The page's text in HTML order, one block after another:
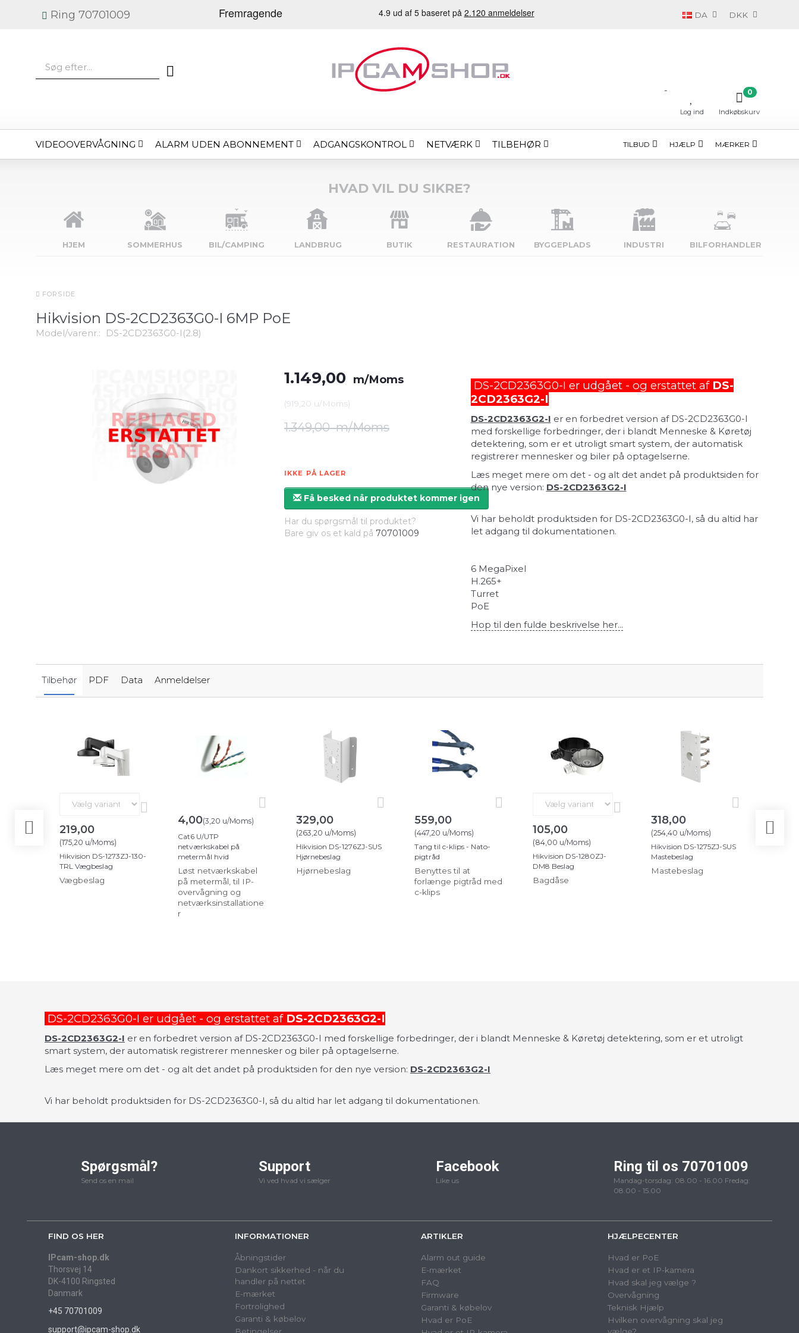
DA DKK
Ring 70701009
-
Log ind Indkøbskurv
0
VIDEOOVERVÅGNING ALARM UDEN ABONNEMENT ADGANGSKONTROL NETVÆRK TILBEHØR TILBUD HJÆLP MÆRKER
HVAD VIL DU SIKRE?
HJEM SOMMERHUS BIL/CAMPING LANDBRUG BUTIK RESTAURATION BYGGE­PLADS INDUSTRI BILFORHANDLER
FORSIDE
Hikvision DS-2CD2363G0-I 6MP PoE
Model/varenr.: DS-2CD2363G0-I(2.8)
1.149,00 m/Moms
(919,20 u/Moms)
1.349,00m/Moms
IKKE PÅ LAGER
Få besked når produktet kommer igen
Har du spørgsmål til produktet?
Bare giv os et kald på 70701009
DS-2CD2363G0-I er udgået - og erstattet af DS-
2CD2363G2-I
DS-2CD2363G2-I er en forbedret version af DS-2CD2363G0-I
med forskellige forbedringer, der i blandt Menneske & Køretøj
detektering, som er et utroligt smart system, der automatisk
registrerer mennesker og biler på optagelserne.
Læs meget mere om det - og alt det andet på produktsiden for
den nye version: DS-2CD2363G2-I
Vi har beholdt produktsiden for DS-2CD2363G0-I, så du altid har
let adgang til dokumentationen.
6 MegaPixel
H.265+
Turret
PoE
Hop til den fulde beskrivelse her...
Tilbehør PDF Data Anmeldelser
219,00
(175,20 u/Moms)
Hikvision DS-1273ZJ-130-
TRL Vægbeslag
Vægbeslag
4,00(3,20 u/Moms)
Cat6 U/UTP
netværkskabel på
metermål hvid
Løst netværkskabel
på metermål, til IP-
overvågning og
netværksinstallatione
r
329,00
(263,20 u/Moms)
Hikvision DS-1276ZJ-SUS
Hjørnebeslag
Hjørnebeslag
559,00
(447,20 u/Moms)
Tang til c-klips - Nato-
pigtråd
Benyttes til at
forlænge pigtråd med
c-klips
105,00
(84,00 u/Moms)
Hikvision DS-1280ZJ-
DM8 Beslag
Bagdåse
318,00
(254,40 u/Moms)
Hikvision DS-1275ZJ-SUS
Mastebeslag
Mastebeslag
(
DS-2CD2363G0-I er udgået - og erstattet af DS-2CD2363G2-I
DS-2CD2363G2-I er en forbedret version af DS-2CD2363G0-I med forskellige forbedringer, der i blandt Menneske & Køretøj detektering, som er et utroligt
smart system, der automatisk registrerer mennesker og biler på optagelserne.
Læs meget mere om det - og alt det andet på produktsiden for den nye version: DS-2CD2363G2-I
Vi har beholdt produktsiden for DS-2CD2363G0-I, så du altid har let adgang til dokumentationen.
Spørgsmål?
Send os en mail
Support
Vi ved hvad vi sælger
Facebook
Like us
Ring til os 70701009
Mandag-torsdag: 08.00 - 16.00 Fredag:
08.00 - 15.00
FIND OS HER
IPcam-shop.dk
Thorsvej 14
DK-4100 Ringsted
Danmark
+45 70701009
support@ipcam-shop.dk
INFORMATIONER
Åbningstider
Dankort sikkerhed - når du
handler på nettet
E-mærket
Fortrolighed
Garanti & købelov
ARTIKLER
Alarm out guide
E-mærket
FAQ
Firmware
Garanti & købelov
Hvad er PoE
HJÆLPECENTER
Hvad er PoE
Hvad er et IP-kamera
Hvad skal jeg vælge ?
Overvågning
Teknisk Hjælp
Hvilken overvågning skal jeg